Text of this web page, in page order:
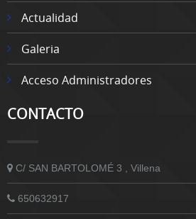
Actualidad
Galeria
Acceso Administradores
CONTACTO
C/ SAN BARTOLOMÉ 3 , Villena
650632917